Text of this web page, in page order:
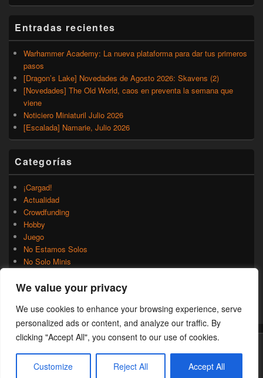
We value your privacy
We use cookies to enhance your browsing experience, serve
personalized ads or content, and analyze our traffic. By
clicking "Accept All", you consent to our use of cookies.
Customize Reject All Accept All
Entradas recientes
Warhammer Academy: La nueva plataforma para dar tus primeros
pasos
[Dragon’s Lake] Novedades de Agosto 2026: Skavens (2)
[Novedades] The Old World, caos en preventa la semana que
viene
Noticiero Miniaturil Julio 2026
[Escalada] Namarie, Julio 2026
Categorías
¡Cargad!
Actualidad
Crowdfunding
Hobby
Juego
No Estamos Solos
No Solo Minis
Rumores
Uncategorized
Copyright © 2026 ¡Cargad!
. Todos los Derechos Reservados.